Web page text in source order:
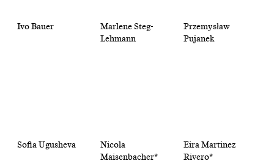
Ivo Bauer
Marlene Steg-
Lehmann
Przemysław
Pujanek
Sofia Ugusheva
Nicola
Maisenbacher*
Eira Martinez
Rivero*